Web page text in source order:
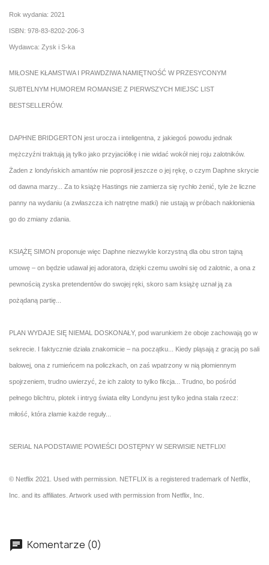
Rok wydania: 2021
ISBN: 978-83-8202-206-3
Wydawca: Zysk i S-ka
MIŁOSNE KŁAMSTWA I PRAWDZIWA NAMIĘTNOŚĆ W PRZESYCONYM
SUBTELNYM HUMOREM ROMANSIE Z PIERWSZYCH MIEJSC LIST
BESTSELLERÓW.
DAPHNE BRIDGERTON jest urocza i inteligentna, z jakiegoś powodu jednak
mężczyźni traktują ją tylko jako przyjaciółkę i nie widać wokół niej roju zalotników.
Żaden z londyńskich amantów nie poprosił jeszcze o jej rękę, o czym Daphne skrycie
od dawna marzy... Za to książę Hastings nie zamierza się rychło żenić, tyle że liczne
panny na wydaniu (a zwłaszcza ich natrętne matki) nie ustają w próbach nakłonienia
go do zmiany zdania.
KSIĄŻĘ SIMON proponuje więc Daphne niezwykle korzystną dla obu stron tajną
umowę – on będzie udawał jej adoratora, dzięki czemu uwolni się od zalotnic, a ona z
pewnością zyska pretendentów do swojej ręki, skoro sam książę uznał ją za
pożądaną partię...
PLAN WYDAJE SIĘ NIEMAL DOSKONAŁY, pod warunkiem że oboje zachowają go w
sekrecie. I faktycznie działa znakomicie – na początku... Kiedy pląsają z gracją po sali
balowej, ona z rumieńcem na policzkach, on zaś wpatrzony w nią płomiennym
spojrzeniem, trudno uwierzyć, że ich zaloty to tylko fikcja... Trudno, bo pośród
pełnego blichtru, plotek i intryg świata elity Londynu jest tylko jedna stała rzecz:
miłość, która złamie każde reguły...
SERIAL NA PODSTAWIE POWIEŚCI DOSTĘPNY W SERWISIE NETFLIX!
© Netflix 2021. Used with permission. NETFLIX is a registered trademark of Netflix,
Inc. and its affiliates. Artwork used with permission from Netflix, Inc.
Komentarze (0)